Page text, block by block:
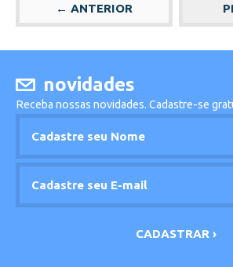
novidades
Receba nossas novidades. Cadastre-se